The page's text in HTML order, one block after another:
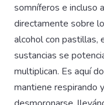
somníferos e incluso
directamente sobre
alcohol con pastillas,
sustancias se
multiplican. Es aquí
mantiene respirando